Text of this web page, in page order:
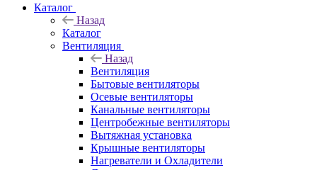
Каталог
Назад
Каталог
Вентиляция
Назад
Вентиляция
Бытовые вентиляторы
Осевые вентиляторы
Канальные вентиляторы
Центробежные вентиляторы
Вытяжная установка
Крышные вентиляторы
Нагреватели и Охладители